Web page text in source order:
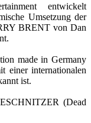
entwickelt
Umsetzung der
BRENT von Dan
made in Germany
einer internationalen
ist.
(Dead